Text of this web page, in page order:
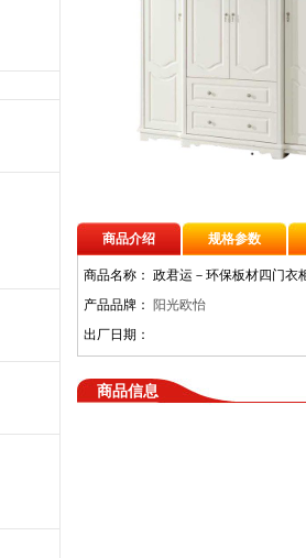
商品介绍 规格参数
商品名称： 政君运－环保板材四门衣
产品品牌：
阳光欧怡
出厂日期：
商品信息